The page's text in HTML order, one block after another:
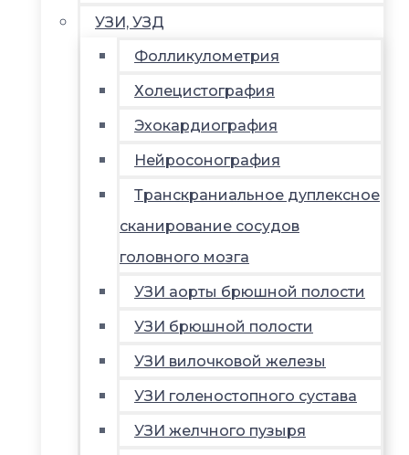
УЗИ, УЗД
Фолликулометрия
Холецистография
Эхокардиография
Нейросонография
Транскраниальное дуплексное
сканирование сосудов
головного мозга
УЗИ аорты брюшной полости
УЗИ брюшной полости
УЗИ вилочковой железы
УЗИ голеностопного сустава
УЗИ желчного пузыря